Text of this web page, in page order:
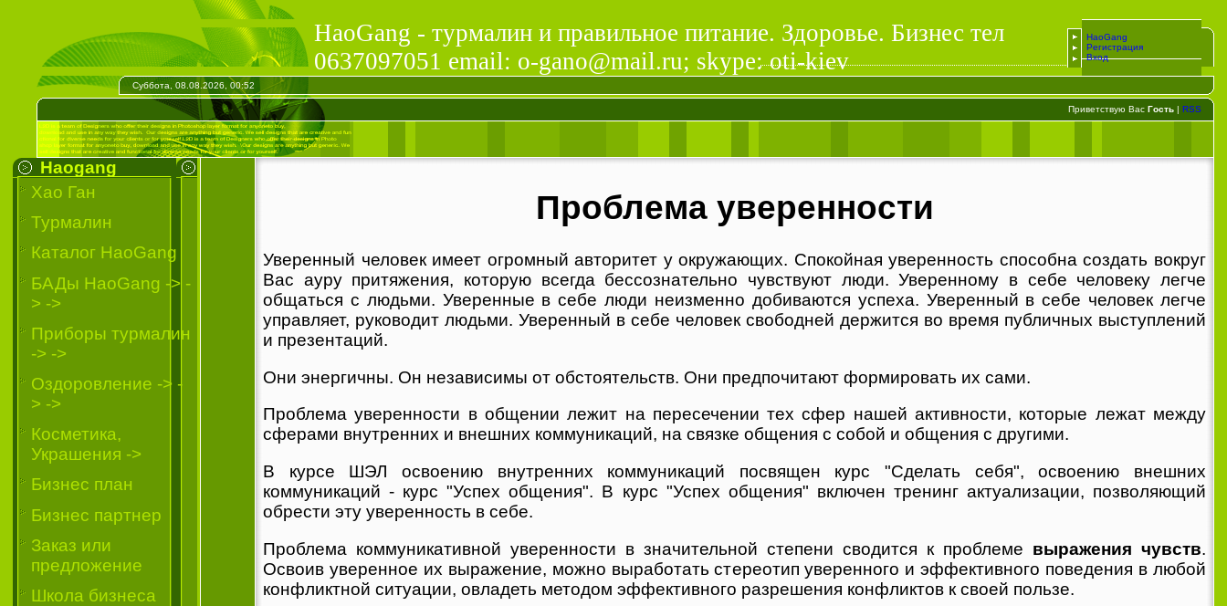
HaoGang - турмалин и правильное питание. Здоровье. Бизнес тел
0637097051 email: o-gano@mail.ru; skype: oti-kiev
HaoGang
Регистрация
Вход
Суббота, 08.08.2026, 00:52
Приветствую Вас Гость | RSS
Haogang
Хао Ган
Турмалин
Каталог HaoGang
БАДы HaoGang -> -
> ->
Приборы турмалин
-> ->
Oздоровление -> -
> ->
Косметика,
Украшения ->
Бизнес план
Бизнес партнер
Заказ или
предложение
Школа бизнеса
Проблема уверенности
Уверенный человек имеет огромный авторитет у окружающих. Спокойная уверенность способна создать вокруг
Вас ауру притяжения, которую всегда бессознательно чувствуют люди. Уверенному в себе человеку легче
общаться с людьми. Уверенные в себе люди неизменно добиваются успеха. Уверенный в себе человек легче
управляет, руководит людьми. Уверенный в себе человек свободней держится во время публичных выступлений
и презентаций.
Они энергичны. Он независимы от обстоятельств. Они предпочитают формировать их сами.
Проблема уверенности в общении лежит на пересечении тех сфер нашей активности, которые лежат между
сферами внутренних и внешних коммуникаций, на связке общения с собой и общения с другими.
В курсе ШЭЛ освоению внутренних коммуникаций посвящен курс "Сделать себя", освоению внешних
коммуникаций - курс "Успех общения". В курс "Успех общения" включен тренинг актуализации, позволяющий
обрести эту уверенность в себе.
Проблема коммуникативной уверенности в значительной степени сводится к проблеме выражения чувств.
Освоив уверенное их выражение, можно выработать стереотип уверенного и эффективного поведения в любой
конфликтной ситуации, овладеть методом эффективного разрешения конфликтов к своей пользе.